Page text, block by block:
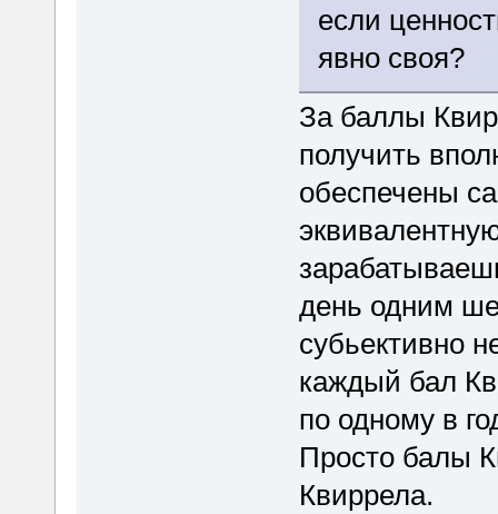
если
явно своя?
За баллы
получить
обеспечены
день одним
субьективно
каждый бал
по одному в
Просто балы
Квиррела.